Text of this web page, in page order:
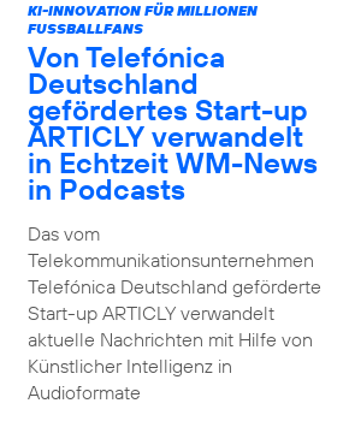
KI-INNOVATION FÜR MILLIONEN
FUSSBALLFANS
Von Telefónica
Deutschland
gefördertes Start-up
ARTICLY verwandelt
in Echtzeit WM-News
in Podcasts
Das vom
Telekommunikationsunternehmen
Telefónica Deutschland geförderte
Start-up ARTICLY verwandelt
aktuelle Nachrichten mit Hilfe von
Künstlicher Intelligenz in
Audioformate